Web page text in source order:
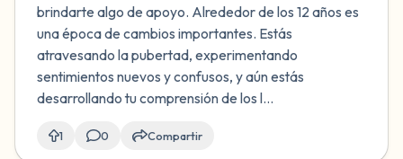
brindarte algo de apoyo. Alrededor de los 12 años es
una época de cambios importantes. Estás
atravesando la pubertad, experimentando
sentimientos nuevos y confusos, y aún estás
desarrollando tu comprensión de los l...
1 0 Compartir